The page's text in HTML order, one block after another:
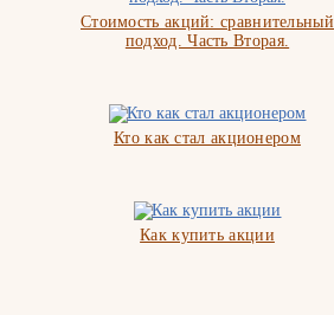
Стоимость акций: сравнительный
подход. Часть Вторая.
Кто как стал акционером
Как купить акции